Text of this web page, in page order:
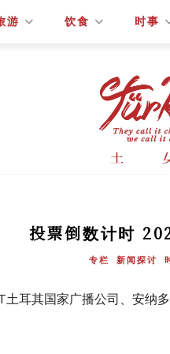
游 饮食 时事
投票倒数计时
专栏 新闻探讨
耳其国家广播公司、安纳